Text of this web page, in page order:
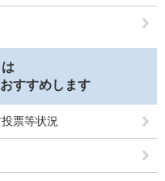
すすめします
票等状況